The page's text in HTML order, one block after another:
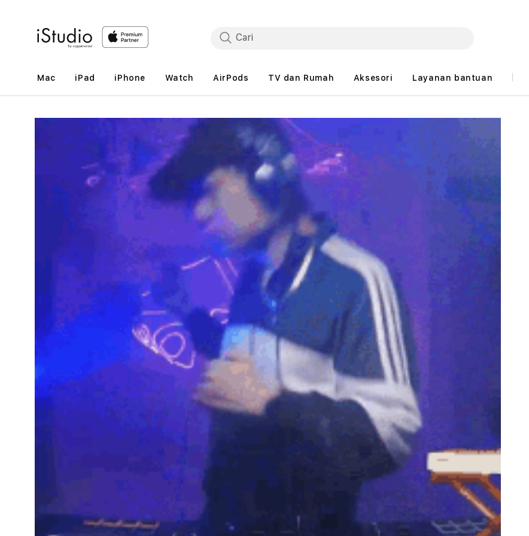
Mac iPad iPhone Watch AirPods TV dan Rumah Aksesori Layanan bantuan
Lewati